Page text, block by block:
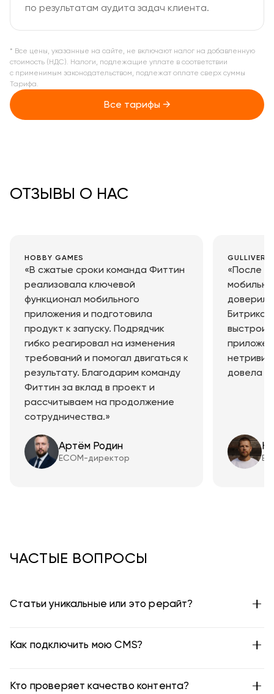
по результатам аудита задач клиента.
* Все цены, указанные на сайте, не включают налог на добавленную
стоимость (НДС). Налоги, подлежащие уплате в соответствии
с применимым законодательством, подлежат оплате сверх суммы
Тарифа.
Все тарифы →
ОТЗЫВЫ О НАС
HOBBY GAMES
«В сжатые сроки команда Фиттин
реализовала ключевой
функционал мобильного
приложения и подготовила
продукт к запуску. Подрядчик
гибко реагировал на изменения
требований и помогал двигаться к
результату. Благодарим команду
Фиттин за вклад в проект и
рассчитываем на продолжение
сотрудничества.»
Артём Родин
ECOM-директор
GULLIVER
«После
Битрикс
довела
ЧАСТЫЕ ВОПРОСЫ
Статьи уникальные или это рерайт?
Как подключить мою CMS?
Кто проверяет качество контента?